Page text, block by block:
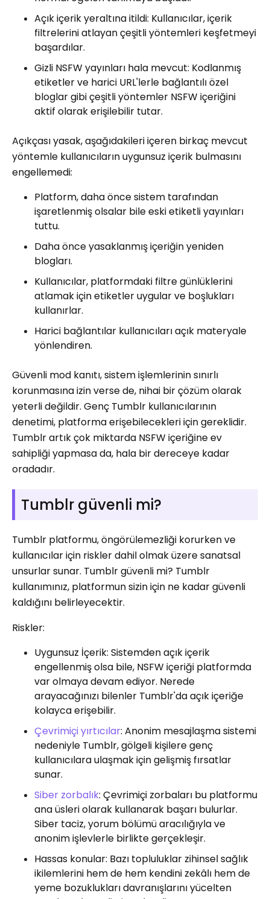
Açık içerik yeraltına itildi: Kullanıcılar, içerik
filtrelerini atlayan çeşitli yöntemleri keşfetmeyi
başardılar.
Gizli NSFW yayınları hala mevcut: Kodlanmış
etiketler ve harici URL'lerle bağlantılı özel
bloglar gibi çeşitli yöntemler NSFW içeriğini
aktif olarak erişilebilir tutar.
Açıkçası yasak, aşağıdakileri içeren birkaç mevcut
yöntemle kullanıcıların uygunsuz içerik bulmasını
engellemedi:
Platform, daha önce sistem tarafından
işaretlenmiş olsalar bile eski etiketli yayınları
tuttu.
Daha önce yasaklanmış içeriğin yeniden
blogları.
Kullanıcılar, platformdaki filtre günlüklerini
atlamak için etiketler uygular ve boşlukları
kullanırlar.
Harici bağlantılar kullanıcıları açık materyale
yönlendiren.
Güvenli mod kanıtı, sistem işlemlerinin sınırlı
korunmasına izin verse de, nihai bir çözüm olarak
yeterli değildir. Genç Tumblr kullanıcılarının
denetimi, platforma erişebilecekleri için gereklidir.
Tumblr artık çok miktarda NSFW içeriğine ev
sahipliği yapmasa da, hala bir dereceye kadar
oradadır.
Tumblr güvenli mi?
Tumblr platformu, öngörülemezliği korurken ve
kullanıcılar için riskler dahil olmak üzere sanatsal
unsurlar sunar. Tumblr güvenli mi? Tumblr
kullanımınız, platformun sizin için ne kadar güvenli
kaldığını belirleyecektir.
Riskler:
Uygunsuz İçerik: Sistemden açık içerik
engellenmiş olsa bile, NSFW içeriği platformda
var olmaya devam ediyor. Nerede
arayacağınızı bilenler Tumblr'da açık içeriğe
kolayca erişebilir.
Çevrimiçi yırtıcılar: Anonim mesajlaşma sistemi
nedeniyle Tumblr, gölgeli kişilere genç
kullanıcılara ulaşmak için gelişmiş fırsatlar
sunar.
Siber zorbalık: Çevrimiçi zorbaları bu platformu
ana üsleri olarak kullanarak başarı bulurlar.
Siber taciz, yorum bölümü aracılığıyla ve
anonim işlevlerle birlikte gerçekleşir.
Hassas konular: Bazı topluluklar zihinsel sağlık
ikilemlerini hem de hem kendini zekâlı hem de
yeme bozuklukları davranışlarını yücelten